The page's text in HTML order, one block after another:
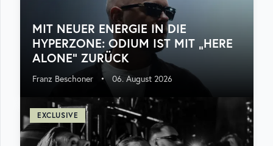
MIT NEUER ENERGIE IN DIE
HYPERZONE: ODIUM IST MIT „HERE
ALONE“ ZURÜCK
Franz Beschoner • 06. August 2026
EXCLUSIVE